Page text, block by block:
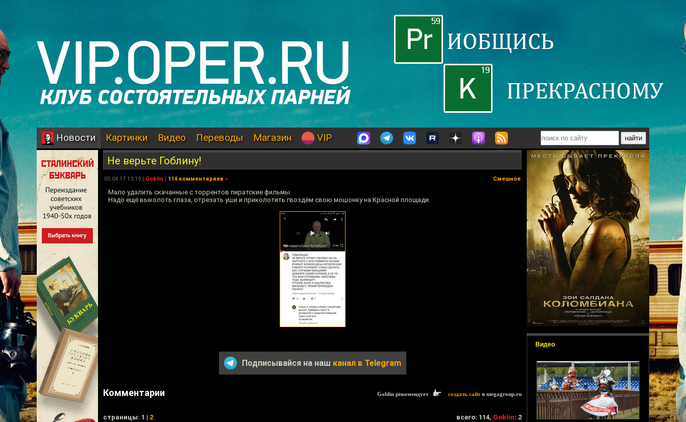
Новости Картинки Видео Переводы Магазин VIP
Видео
Не верьте Гоблину!
05.04.17 13:19 | Goblin | 114 комментариев » Смешное
Мало удалить скачанные с торрентов пиратские фильмы.
Надо ещё выколоть глаза, отрезать уши и приколотить гвоздём свою мошонку на Красной площади.
Подписывайся на наш канал в Telegram
Комментарии Goblin рекомендует создать сайтв megagroup.ru
cтраницы: 1 | 2 всего: 114, Goblin: 2